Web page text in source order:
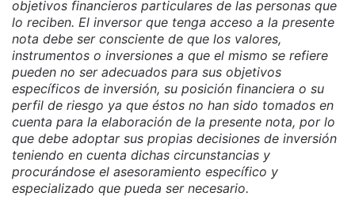
objetivos financieros particulares de las personas que
lo reciben. El inversor que tenga acceso a la presente
nota debe ser consciente de que los valores,
instrumentos o inversiones a que el mismo se refiere
pueden no ser adecuados para sus objetivos
específicos de inversión, su posición financiera o su
perfil de riesgo ya que éstos no han sido tomados en
cuenta para la elaboración de la presente nota, por lo
que debe adoptar sus propias decisiones de inversión
teniendo en cuenta dichas circunstancias y
procurándose el asesoramiento específico y
especializado que pueda ser necesario.